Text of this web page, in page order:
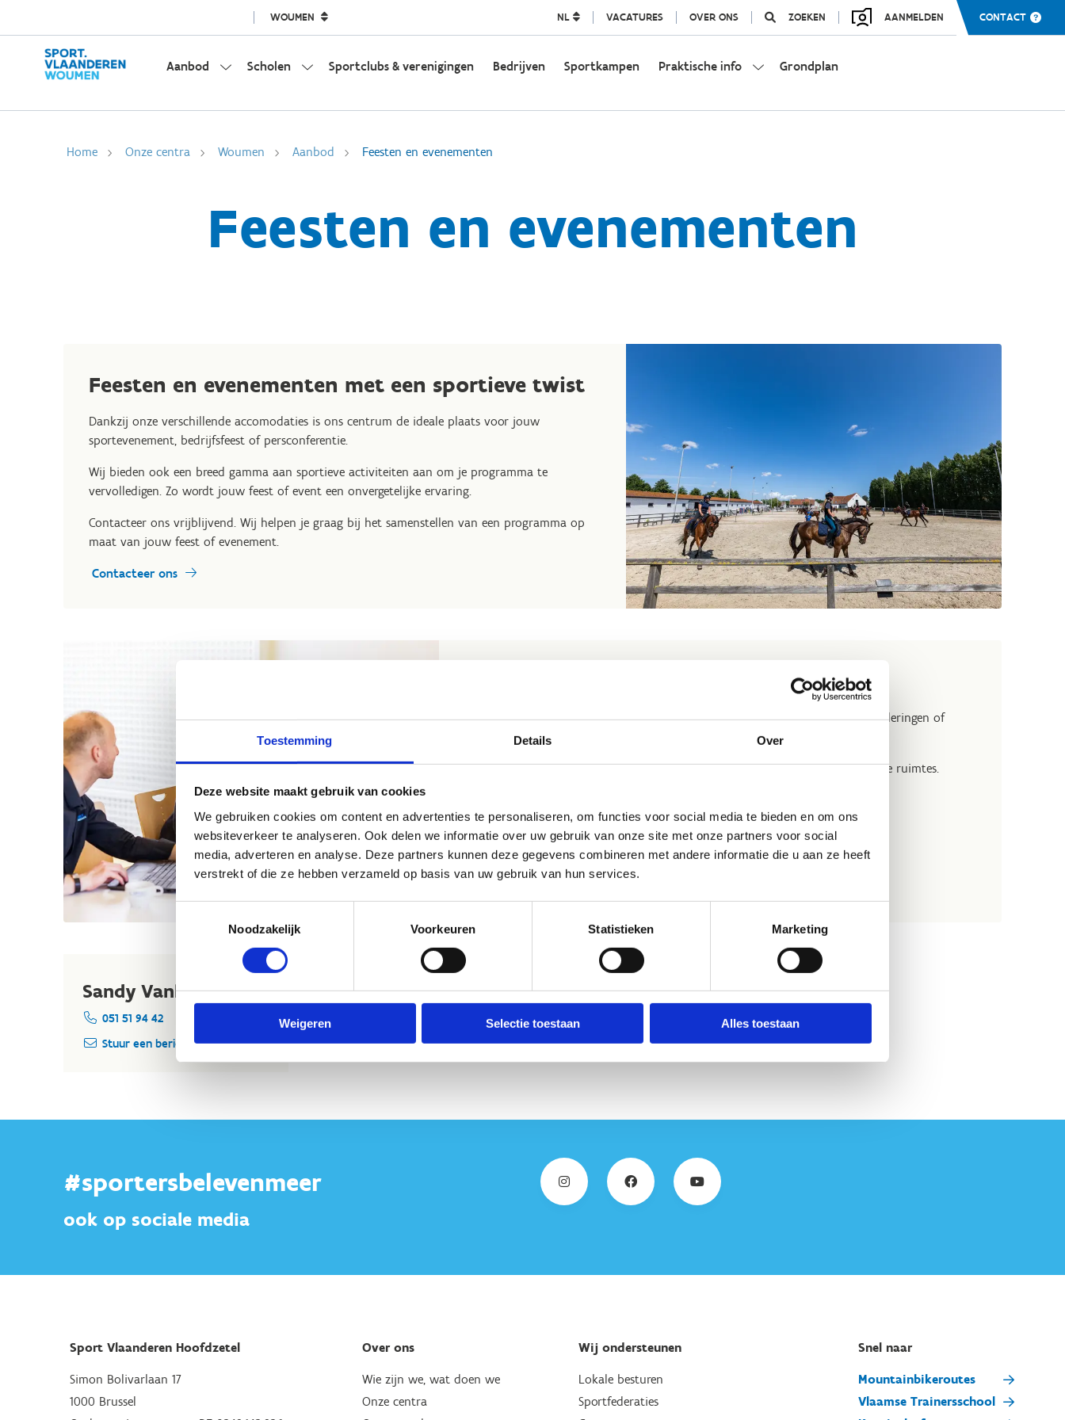
Toestemming Details Over
Deze website maakt gebruik van cookies
We gebruiken cookies om content en advertenties te personaliseren, om functies voor social media te bieden en om ons
websiteverkeer te analyseren. Ook delen we informatie over uw gebruik van onze site met onze partners voor social
media, adverteren en analyse. Deze partners kunnen deze gegevens combineren met andere informatie die u aan ze heeft
verstrekt of die ze hebben verzameld op basis van uw gebruik van hun services.
Noodzakelijk
Voorkeuren Statistieken Marketing
Weigeren Selectie toestaan Alles toestaan
WOUMEN NL VACATURES OVER ONS ZOEKEN AANMELDEN CONTACT
Aanbod Scholen Sportclubs & verenigingen Bedrijven Sportkampen Praktische info Grondplan
Home Onze centra Woumen Aanbod Feesten en evenementen
Feesten en evenementen
Feesten en evenementen met een sportieve twist
Dankzij onze verschillende accomodaties is ons centrum de ideale plaats voor jouw
sportevenement, bedrijfsfeest of persconferentie.
Wij bieden ook een breed gamma aan sportieve activiteiten aan om je programma te
vervolledigen. Zo wordt jouw feest of event een onvergetelijke ervaring.
Contacteer ons vrijblijvend. Wij helpen je graag bij het samenstellen van een programma op
maat van jouw feest of evenement.
Contacteer ons
Ons centrum beschikt over verschillende zalen. Ideaal voor presentaties, vergaderingen of
persmomenten.
Vraag zeker naar de voorzieningen die beschikbaar zijn voor onze verschillende ruimtes.
Ontdek onze vergaderlokalen
Sandy Vanleenhove
051 51 94 42
Stuur een bericht
#sportersbelevenmeer
ook op sociale media
Sport Vlaanderen Hoofdzetel
Simon Bolivarlaan 17
1000 Brussel
Over ons
Wie zijn we, wat doen we
Onze centra
Wij ondersteunen
Lokale besturen
Sportfederaties
Snel naar
Mountainbikeroutes
Vlaamse Trainersschool